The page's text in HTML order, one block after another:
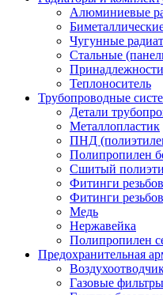
Алюминиевые
Чугунные
Стальные
Теплоноситель
Трубопроводные
Детали
Металлопластик
ПНД
Полипропилен
Сшитый
Фитинги
Фитинги
Медь
Нержавейка
Полипропилен
Предохранительная
Газовые фильтры